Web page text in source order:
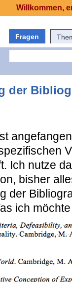
Fragen
der
Ich nutze
bisher
der
ich
Willkommen,